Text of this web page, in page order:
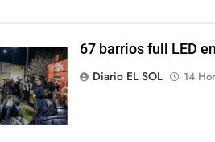
67 barrios full LED
Diario EL SOL
14